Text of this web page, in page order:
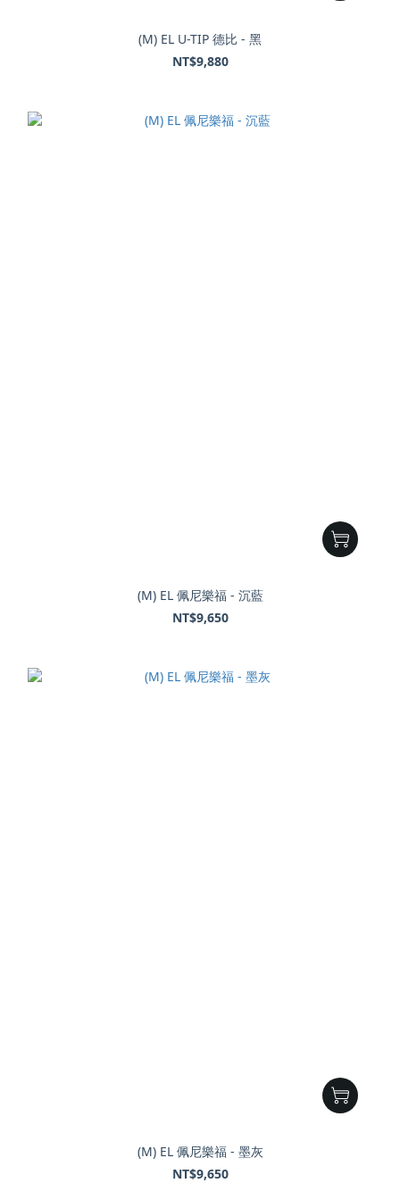
(M) EL U-TIP 德比 - 黑
NT$9,880
(M) EL 佩尼樂福 - 沉藍
NT$9,650
(M) EL 佩尼樂福 - 墨灰
NT$9,650